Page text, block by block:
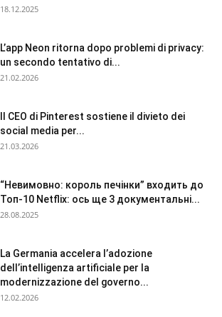
18.12.2025
L’app Neon ritorna dopo problemi di privacy:
un secondo tentativo di...
21.02.2026
Il CEO di Pinterest sostiene il divieto dei
social media per...
21.03.2026
“Невимовно: король печінки” входить до
Топ-10 Netflix: ось ще 3 документальні...
28.08.2025
La Germania accelera l’adozione
dell’intelligenza artificiale per la
modernizzazione del governo...
12.02.2026